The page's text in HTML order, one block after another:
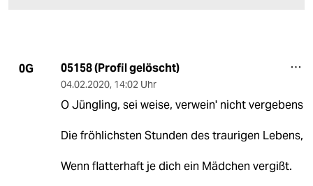
0G 05158 (Profil gelöscht)
04.02.2020, 14:02 Uhr
O Jüngling, sei weise, verwein' nicht vergebens
Die fröhlichsten Stunden des traurigen Lebens,
Wenn flatterhaft je dich ein Mädchen vergißt.